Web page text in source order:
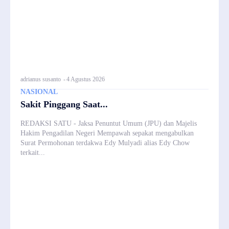
adrianus susanto -4 Agustus 2026
NASIONAL
Sakit Pinggang Saat...
REDAKSI SATU - Jaksa Penuntut Umum (JPU) dan Majelis
Hakim Pengadilan Negeri Mempawah sepakat mengabulkan
Surat Permohonan terdakwa Edy Mulyadi alias Edy Chow
terkait...